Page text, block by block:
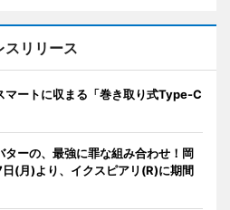
スリリース
マートに収まる「巻き取り式Type-C
ターの、最強に罪な組み合わせ！岡
(月)より、イクスピアリ(R)に期間